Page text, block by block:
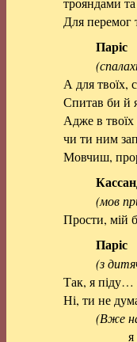
Для перемог
Паріс
А для твоїх,
Спитав би й
Адже в твоїх
чи ти ним
Мовчиш,
(мов
Прости,
Паріс
(з
Так, я піду…
Ні, ти не
(Вже